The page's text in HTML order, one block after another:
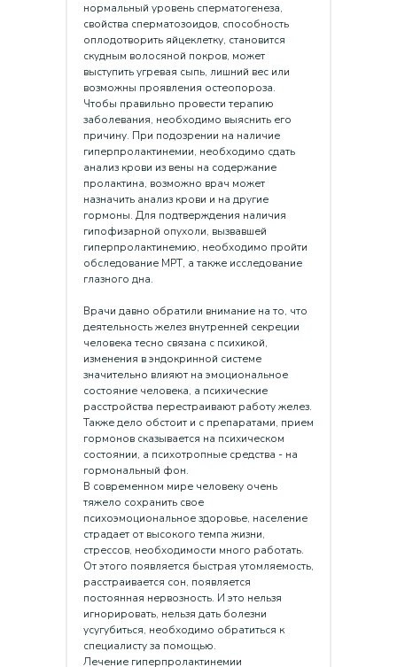
нормальный уровень сперматогенеза,
свойства сперматозоидов, способность
оплодотворить яйцеклетку, становится
скудным волосяной покров, может
выступить угревая сыпь, лишний вес или
возможны проявления остеопороза.
Чтобы правильно провести терапию
заболевания, необходимо выяснить его
причину. При подозрении на наличие
гиперпролактинемии, необходимо сдать
анализ крови из вены на содержание
пролактина, возможно врач может
назначить анализ крови и на другие
гормоны. Для подтверждения наличия
гипофизарной опухоли, вызвавшей
гиперпролактинемию, необходимо пройти
обследование МРТ, а также исследование
глазного дна.
Врачи давно обратили внимание на то, что
деятельность желез внутренней секреции
человека тесно связана с психикой,
изменения в эндокринной системе
значительно влияют на эмоциональное
состояние человека, а психические
расстройства перестраивают работу желез.
Также дело обстоит и с препаратами, прием
гормонов сказывается на психическом
состоянии, а психотропные средства - на
гормональный фон.
В современном мире человеку очень
тяжело сохранить свое
психоэмоциональное здоровье, население
страдает от высокого темпа жизни,
стрессов, необходимости много работать.
От этого появляется быстрая утомляемость,
расстраивается сон, появляется
постоянная нервозность. И это нельзя
игнорировать, нельзя дать болезни
усугубиться, необходимо обратиться к
специалисту за помощью.
Лечение гиперпролактинемии